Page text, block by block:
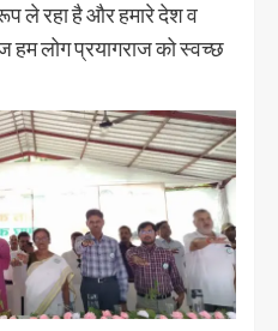
ले रहा है और हमारे देश व
हम लोग प्रयागराज को स्वच्छ